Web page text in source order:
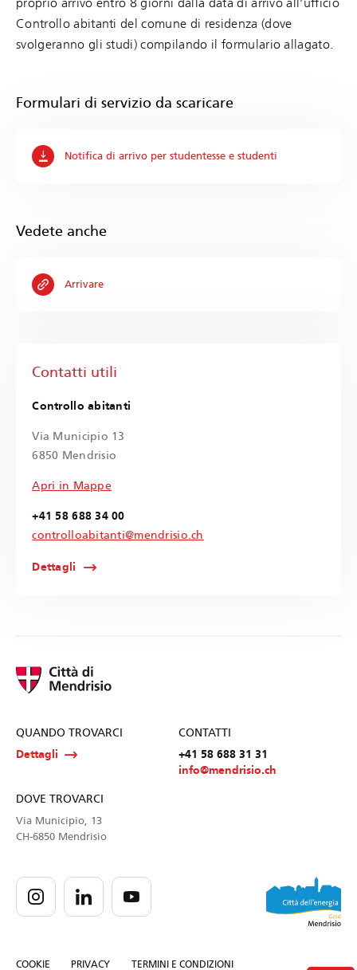
Controllo abitanti del comune di residenza (dove
svolgeranno gli studi) compilando il formulario allagato.
Formulari di servizio da scaricare
Notifica di arrivo per studentesse e studenti
Vedete anche
Arrivare
Contatti utili
Controllo abitanti
Via Municipio 13
6850 Mendrisio
Apri in Mappe
+41 58 688 34 00
controlloabitanti@mendrisio.ch
Dettagli
QUANDO TROVARCI
Dettagli
CONTATTI
+41 58 688 31 31
info@mendrisio.ch
DOVE TROVARCI
Via Municipio, 13
CH-6850 Mendrisio
COOKIE PRIVACY TERMINI E CONDIZIONI